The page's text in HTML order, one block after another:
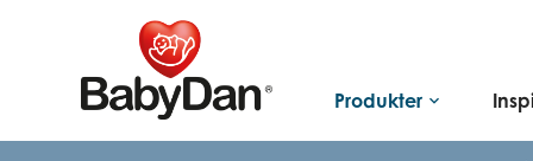
Produkter keyboard_arrow_down